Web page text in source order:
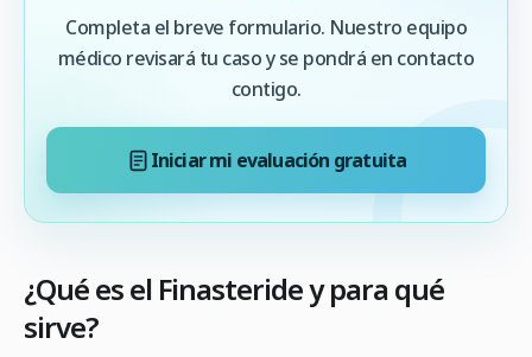
Completa el breve formulario. Nuestro equipo
médico revisará tu caso y se pondrá en contacto
contigo.
Iniciar mi evaluación gratuita
¿Qué es el Finasteride y para qué
sirve?